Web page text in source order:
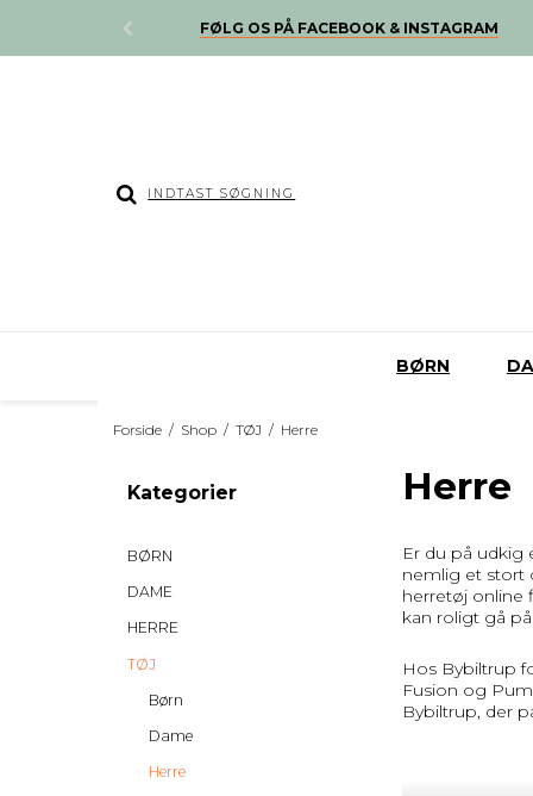
FØLG OS PÅ FACEBOOK & INSTAGRAM
BØRN
Forside / Shop / TØJ / Herre
Kategorier
BØRN
DAME
HERRE
TØJ
Børn
Dame
Herre
Herre
Er du på udkig
nemlig et stort
herretøj online
kan roligt gå
Hos Bybiltrup
Fusion og
Bybiltrup, der